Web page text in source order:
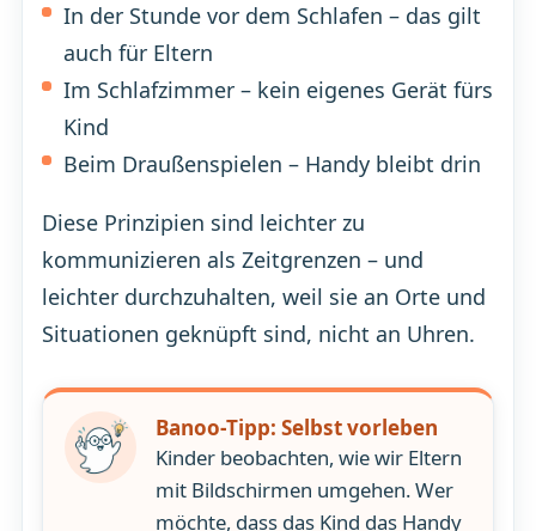
In der Stunde vor dem Schlafen – das gilt
auch für Eltern
Im Schlafzimmer – kein eigenes Gerät fürs
Kind
Beim Draußenspielen – Handy bleibt drin
Diese Prinzipien sind leichter zu
kommunizieren als Zeitgrenzen – und
leichter durchzuhalten, weil sie an Orte und
Situationen geknüpft sind, nicht an Uhren.
Banoo-Tipp: Selbst vorleben
Kinder beobachten, wie wir Eltern
mit Bildschirmen umgehen. Wer
möchte, dass das Kind das Handy